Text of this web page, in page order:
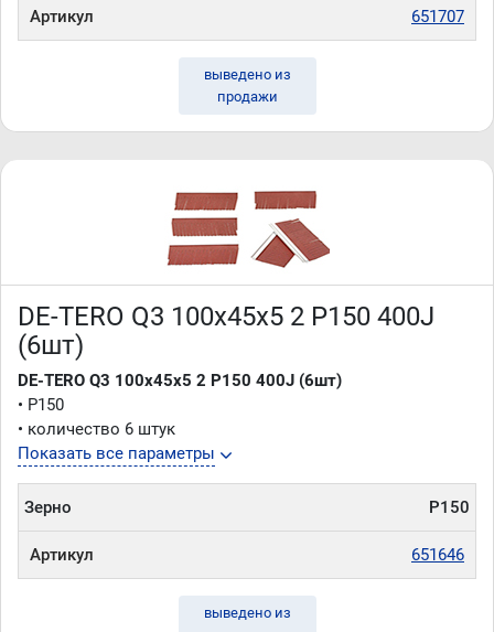
Артикул 651707
выведено из
продажи
DE-TERO Q3 100х45х5 2 P150 400J
(6шт)
DE-TERO Q3 100х45х5 2 P150 400J (6шт)
• P150
• количество 6 штук
Показать все параметры
Зерно P150
Артикул 651646
выведено из